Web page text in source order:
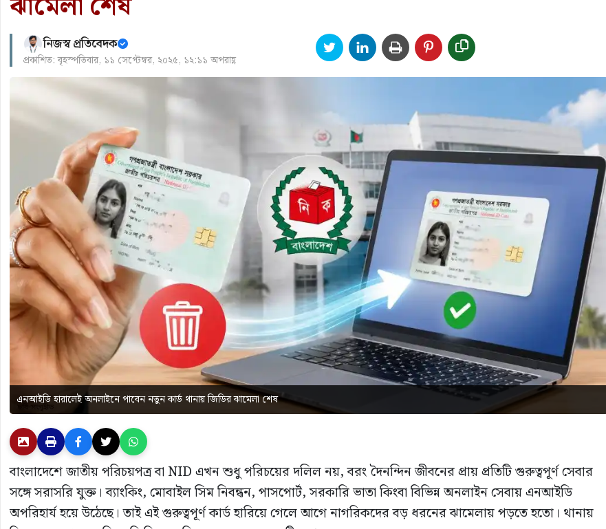
নিজস্ব প্রতিবেদক
প্রকাশিত: বৃহস্পতিবার, ১১ সেপ্টেম্বর, ২০২৫, ১২:১১ অপরাহ্ণ
এনআইডি হারালেই অনলাইনে পাবেন নতুন কার্ড থানায় জিডির ঝামেলা শেষ
বাংলাদেশে জাতীয় পরিচয়পত্র বা NIDএখন শুধু পরিচয়ের দলিল নয়, বরং দৈনন্দিন জীবনের প্রায় প্রতিটি গুরুত্বপূর্ণ সেবার
সঙ্গে সরাসরি যুক্ত। ব্যাংকিং, মোবাইল সিম নিবন্ধন, পাসপোর্ট, সরকারি ভাতা কিংবা বিভিন্ন অনলাইন সেবায় এনআইডি
অপরিহার্য হয়ে উঠেছে। তাই এই গুরুত্বপূর্ণ কার্ড হারিয়ে গেলে আগে নাগরিকদের বড় ধরনের ঝামেলায় পড়তে হতো। থানায়